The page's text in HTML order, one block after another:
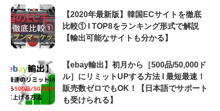
【2020年最新版】韓国ECサイトを徹底
比較① Ι TOP8をランキング形式で解説
【輸出可能なサイトも分かる】
【ebay輸出】初月から［500品/50,000ド
ル］にリミットUPする方法 Ι 最短最速！
販売数ゼロでもOK！【日本語でサポート
も受けられる】